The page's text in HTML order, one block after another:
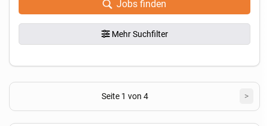
Jobs finden
Mehr Suchfilter
Seite 1 von 4 >